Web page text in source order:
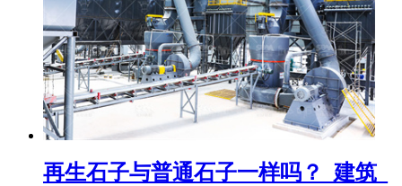
再生石子与普通石子一样吗？_建筑_